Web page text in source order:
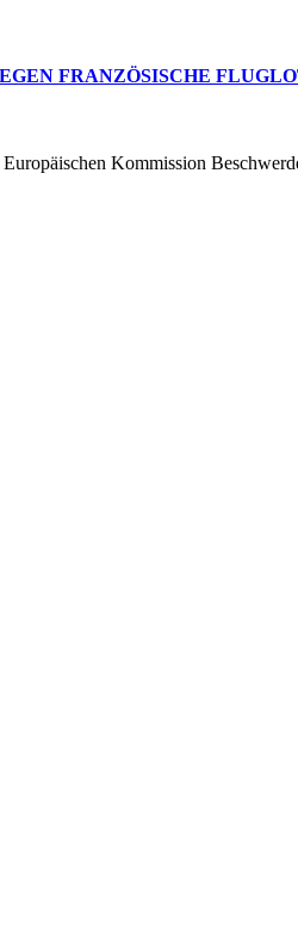
FRANZÖSISCHE
Kommission